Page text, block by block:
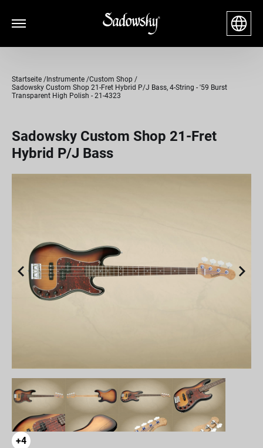
Startseite Instrumente Custom Shop
Sadowsky Custom Shop 21-Fret Hybrid P/J Bass, 4-String - '59 Burst
Transparent High Polish - 21-4323
Sadowsky Custom Shop 21-Fret
Hybrid P/J Bass
+4